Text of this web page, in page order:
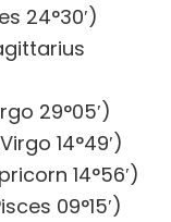
24°30′)
29°05′)
14°49′)
14°56′)
09°15′)